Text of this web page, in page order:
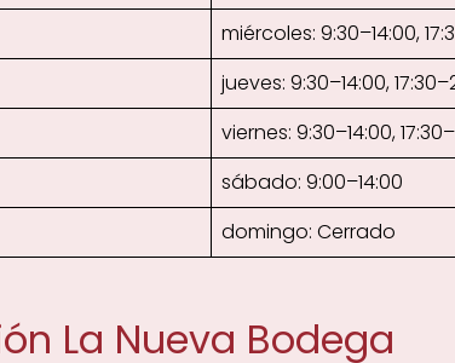
miércoles: 9:30–14:00,
jueves: 9:30–14:00,
viernes: 9:30–14:00,
sábado: 9:00–14:00
domingo: Cerrado
La Nueva Bodega